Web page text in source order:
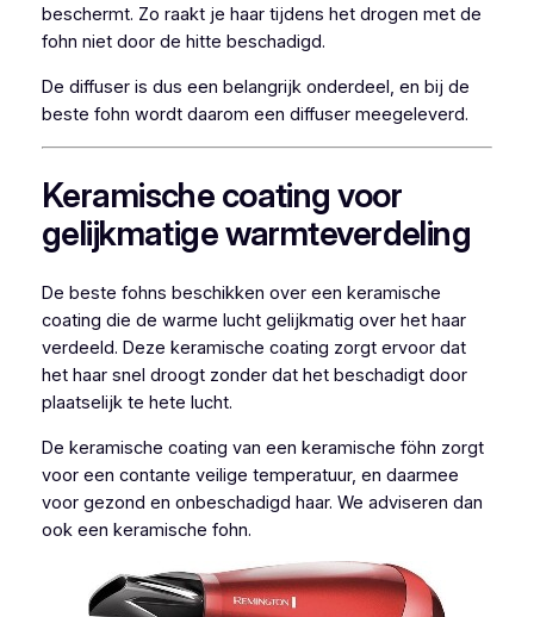
beschermt. Zo raakt je haar tijdens het drogen met de
fohn niet door de hitte beschadigd.
De diffuser is dus een belangrijk onderdeel, en bij de
beste fohn wordt daarom een diffuser meegeleverd.
Keramische coating voor
gelijkmatige warmteverdeling
De beste fohns beschikken over een keramische
coating die de warme lucht gelijkmatig over het haar
verdeeld. Deze keramische coating zorgt ervoor dat
het haar snel droogt zonder dat het beschadigt door
plaatselijk te hete lucht.
De keramische coating van een keramische föhn zorgt
voor een contante veilige temperatuur, en daarmee
voor gezond en onbeschadigd haar. We adviseren dan
ook een keramische fohn.